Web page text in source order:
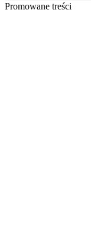
Promowane treści